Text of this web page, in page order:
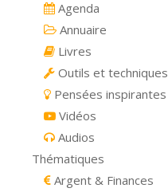
Agenda
Annuaire
Livres
Outils et techniques
Pensées inspirantes
Vidéos
Audios
Thématiques
Argent & Finances